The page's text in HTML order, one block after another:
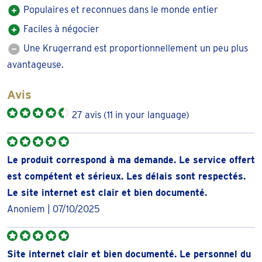
Historie Gouden Krugerrand
De vraag ernaar nam snel toe, maar de verkoop van de
Krugerrand kwam in de knel door de economische boycot
van een groot aantal westerse landen op Zuid-Afrika. Er
mocht niet meer gehandeld worden in Krugerrands buiten
Zuid-Afrika. Dit had grote gevolgen voor de positie van de
Krugerrand als marktleider in gouden munten. De vraag
naar goud en de Krugerrand was groot en de goudprijs
stijgend. In 1980 was Zuid-Afrika goed voor 90% van het
goud in de wereld.
Veel landen reageerden op deze situatie en maakten hun
eigen gouden beleggingsmunt. Onder andere Canada,
Populaires et reconnues dans le monde entier
Faciles à négocier
Une Krugerrand est proportionnellement un peu plus
avantageuse.
Avis
27 avis (11 in your language)
Le produit correspond à ma demande. Le service offert
est compétent et sérieux. Les délais sont respectés.
Le site internet est clair et bien documenté.
Anoniem | 07/10/2025
Site internet clair et bien documenté. Le personnel du